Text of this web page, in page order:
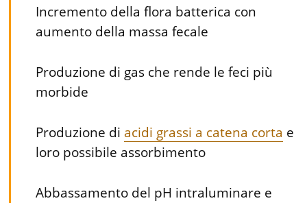
Incremento della flora batterica con
aumento della massa fecale
Produzione di gas che rende le feci più
morbide
Produzione di acidi grassi a catena corta e
loro possibile assorbimento
Abbassamento del pH intraluminare e